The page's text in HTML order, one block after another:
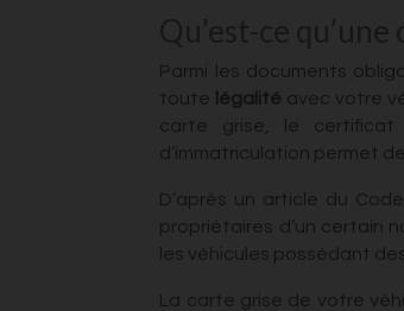
Parmi les documents
toute légalité avec votre
carte grise, le certificat
d’immatriculation permet
D’après un article du
propriétaires d’un certain
les véhicules possédant
La carte grise de votre